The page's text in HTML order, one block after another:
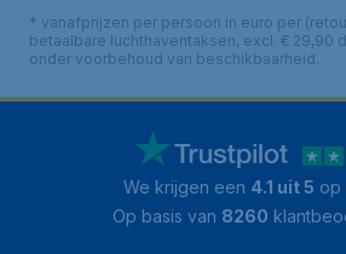
* vanafprijzen per persoon in euro per
betaalbare luchthaventaksen, excl. € 29,90
onder voorbehoud van beschikbaarheid.
We krijgen een 4.1 uit 5 op
Op basis van 8260